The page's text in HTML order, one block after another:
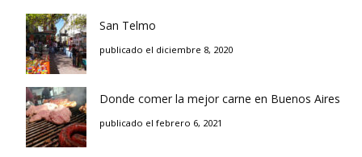
San Telmo
publicado el diciembre 8, 2020
Donde comer la mejor carne en Buenos Aires
publicado el febrero 6, 2021